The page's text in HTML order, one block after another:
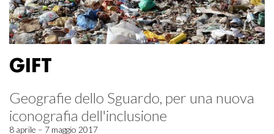
GIFT
Geografie dello Sguardo, per una nuova
iconografia dell'inclusione
8 aprile – 7 maggio 2017